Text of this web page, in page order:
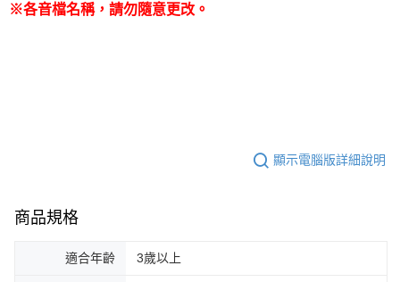
※各音檔名稱，請勿隨意更改。
顯示電腦版詳細說明
商品規格
適合年齡 3歲以上